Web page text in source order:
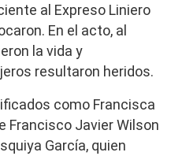
al Expreso Liniero
En el acto, al
la vida y
resultaron heridos.
como Francisca
Francisco Javier Wilson
García, quien